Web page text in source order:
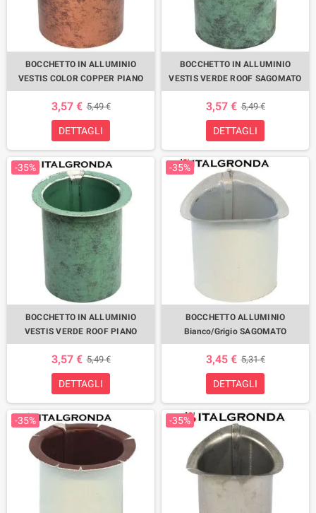
BOCCHETTO IN ALLUMINIO
VESTIS COLOR COPPER PIANO
3,57 € 5,49 €
DETTAGLI
BOCCHETTO IN ALLUMINIO
VESTIS VERDE ROOF SAGOMATO
3,57 € 5,49 €
DETTAGLI
-35%
BOCCHETTO IN ALLUMINIO
VESTIS VERDE ROOF PIANO
3,57 € 5,49 €
DETTAGLI
-35%
BOCCHETTO ALLUMINIO
Bianco/Grigio SAGOMATO
3,45 € 5,31 €
DETTAGLI
-35% -35%